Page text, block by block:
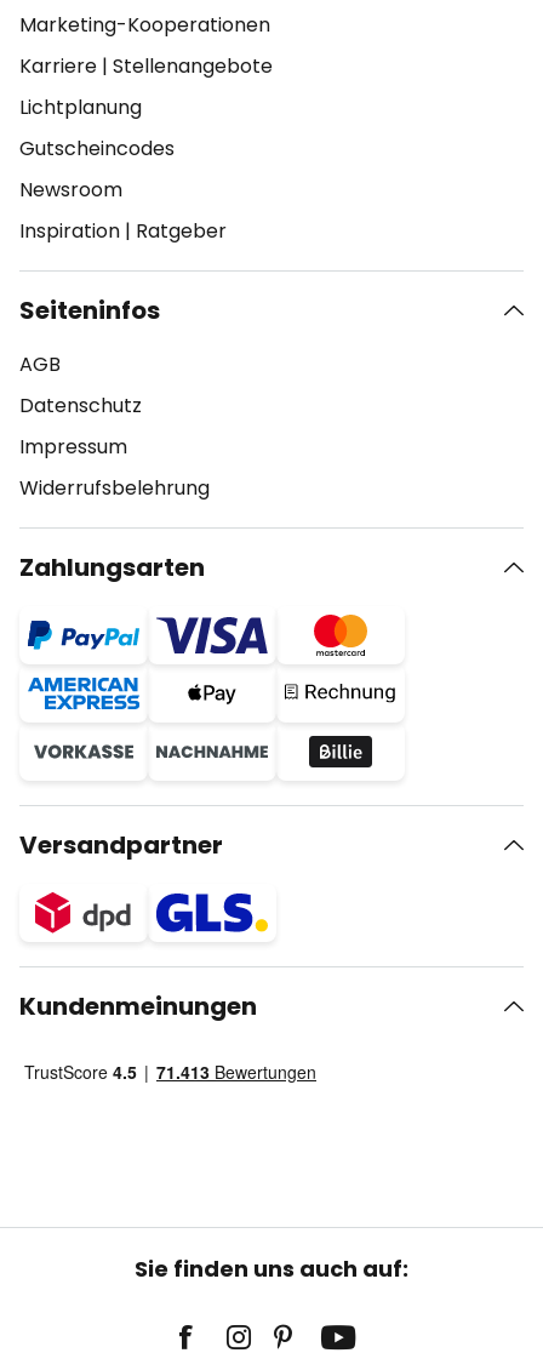
Marketing-Kooperationen
Karriere | Stellenangebote
Lichtplanung
Gutscheincodes
Newsroom
Inspiration | Ratgeber
Seiteninfos
AGB
Datenschutz
Impressum
Widerrufsbelehrung
Zahlungsarten
Versandpartner
Kundenmeinungen
Sie finden uns auch auf: